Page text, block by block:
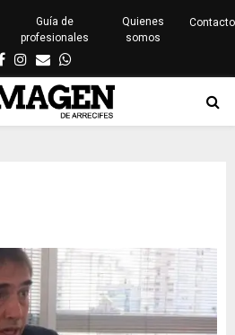
Guía de
profesionales
Quienes
somos
Contacto
Facebook
Instagram
EmailWhatsapp